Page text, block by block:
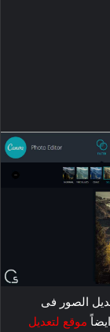
الصور فى
موقع لتعديل